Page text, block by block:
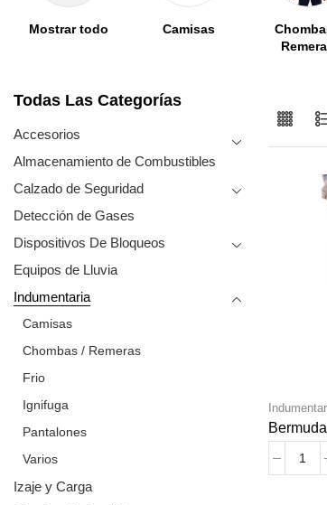
Mostrar todo Camisas
Todas Las Categorías
Accesorios
Almacenamiento de Combustibles
Calzado de Seguridad
Detección de Gases
Dispositivos De Bloqueos
Equipos de Lluvia
Indumentaria
Camisas
Chombas / Remeras
Frio
Ignifuga
Pantalones
Varios
Izaje y Carga